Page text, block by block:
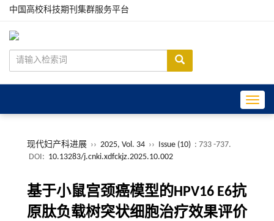
中国高校科技期刊集群服务平台
现代妇产科进展 ›› 2025, Vol. 34 ›› Issue (10) : 733 -737.
DOI: 10.13283/j.cnki.xdfckjz.2025.10.002
基于小鼠宫颈癌模型的HPV16 E6抗
原肽负载树突状细胞治疗效果评价